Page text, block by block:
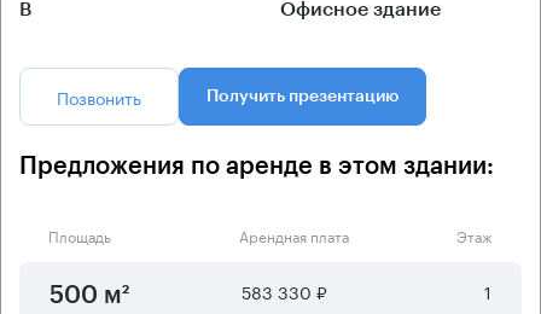
B Офисное здание
Позвонить Получить презентацию
Предложения по аренде в этом здании:
Площадь Арендная плата Этаж
500 м² 583 330 ₽ 1